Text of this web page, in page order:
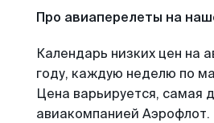
Про авиаперелеты на
Календарь низких цен на
году, каждую неделю по
Цена варьируется, самая
авиакомпанией Аэрофлот.